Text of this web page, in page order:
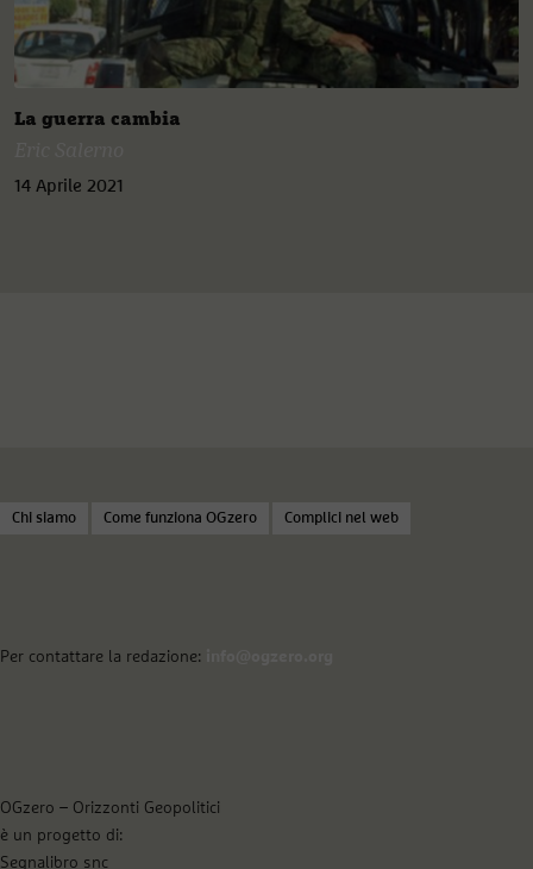
La guerra cambia
14 Aprile 2021
Chi siamo Come funziona OGzero Complici nel web
Per contattare la redazione:
OGzero – Orizzonti Geopolitici
è un progetto di:
Segnalibro snc